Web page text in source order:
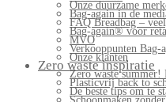
Onze duurzame
Bag-again in de
FAQ Breadbag –
Bag-again® voor
MVO
Verkooppunten Bag-
Onze klanten
Zero waste inspiratie
Zero waste summer!
Plasticvrij back to
De beste tips om te